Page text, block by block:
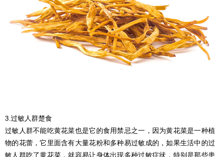
3.过敏人群楚食
过敏人群不能吃黄花菜也是它的食用禁忌之一，因为黄花菜是一种植
物的花蕾，它里面含有大量花粉和多种易过敏成的，如果生活中的过
敏人群吃了黄花菜，就容易让身体出现多种过敏症状，特别是那些患